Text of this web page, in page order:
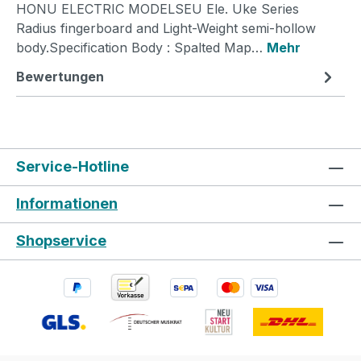
HONU ELECTRIC MODELSEU Ele. Uke Series
Radius fingerboard and Light-Weight semi-hollow
body.Specification Body : Spalted Map… Mehr
Bewertungen
Service-Hotline
Informationen
Shopservice